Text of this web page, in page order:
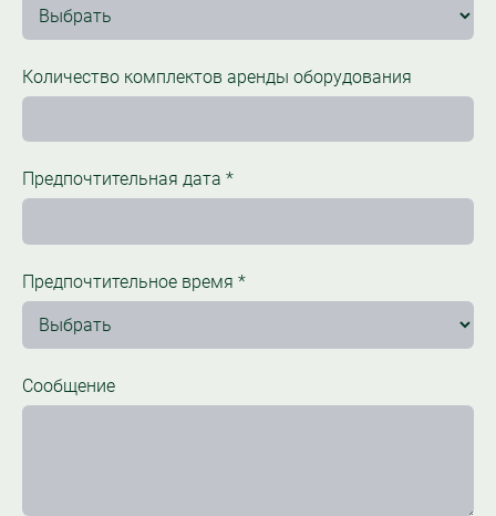
Количество комплектов аренды оборудования
Предпочтительная дата *
Предпочтительное время *
Сообщение